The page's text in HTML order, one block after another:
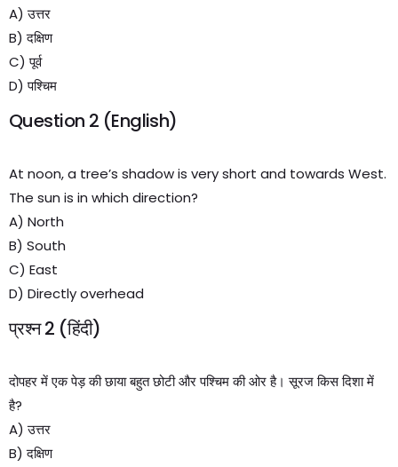
A) उत्तर
B) दक्षिण
C) पूर्व
D) पश्चिम
Question 2 (English)
At noon, a tree’s shadow is very short and towards West.
The sun is in which direction?
A) North
B) South
C) East
D) Directly overhead
प्रश्न 2 (हिंदी)
दोपहर में एक पेड़ की छाया बहुत छोटी और पश्चिम की ओर है। सूरज किस दिशा में
है?
A) उत्तर
B) दक्षिण